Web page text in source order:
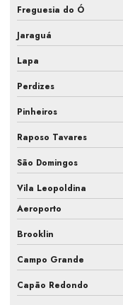
Fiscalização de
Fiscalização de obra ar
Fiscalização obra de
Fiscalização sistemas hvac
Gestão de obra hvac
Hvac para farmacêutica
Inspeção de ar
Inspeção de ar
Inspeção pmoc de ar
Freguesia do Ó
Jaraguá
Lapa
Perdizes
Pinheiros
Raposo Tavares
São Domingos
Vila Leopoldina
Aeroporto
Brooklin
Campo Grande
Capão Redondo